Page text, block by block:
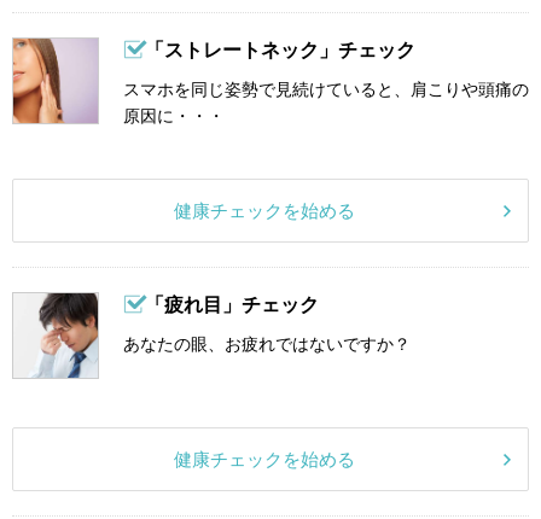
「ストレートネック」チェック
スマホを同じ姿勢で見続けていると、肩こりや頭痛の
原因に・・・
健康チェックを始める
「疲れ目」チェック
あなたの眼、お疲れではないですか？
健康チェックを始める